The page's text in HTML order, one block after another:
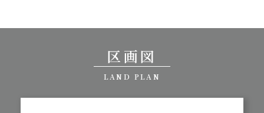
区画図
LAND PLAN